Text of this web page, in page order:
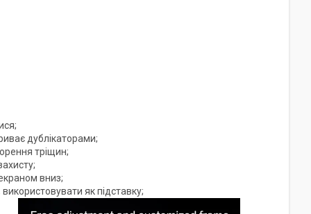
дублікаторами;
тріщин;
вниз;
як підставку;